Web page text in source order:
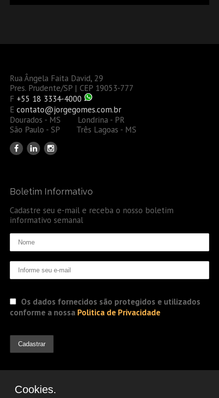
Rua Ângela Faita David, 29
Pres. Prudente/SP | CEP 19053-777
F +55 18 3334-4000
E contato@jorgegomes.com.br
Dourados - MS Londrina - PR
São Paulo - SP Três Lagoas - MS
Boletim Informativo
Cadastre seu e-mail e receba o nosso boletim
informativo semanal
Os dados fornecidos são protegidos e utilizados
conforme a nossa Politica de Privacidade
Cookies.